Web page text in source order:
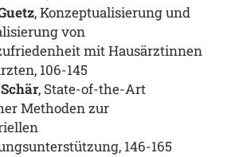
, Konzeptualisierung und
von
mit Hausärztinnen
106-145
, State-of-the-Art
Methoden zur
146-165